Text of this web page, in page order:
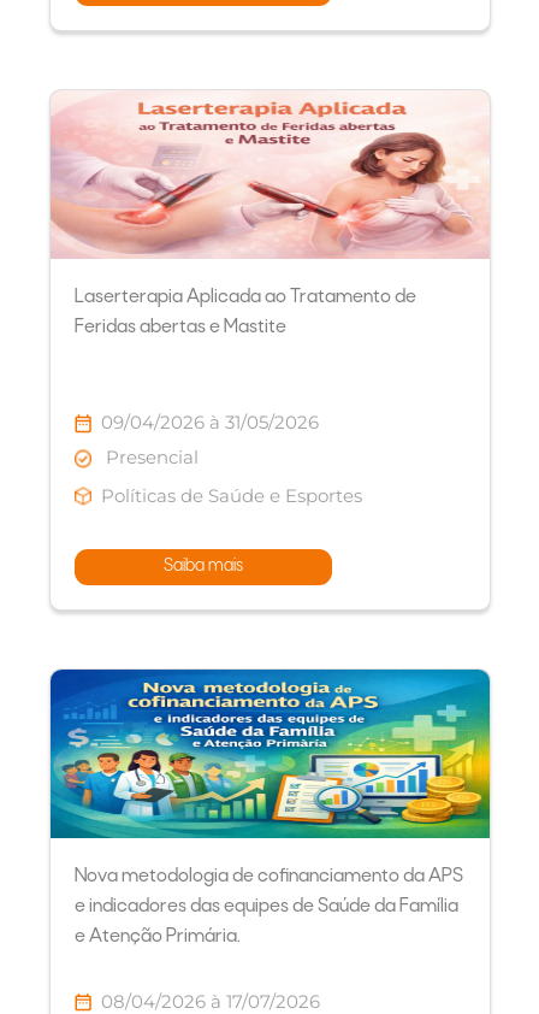
Laserterapia Aplicada ao Tratamento de
Feridas abertas e Mastite
09/04/2026 à 31/05/2026
Presencial
Políticas de Saúde e Esportes
Saiba mais
Nova metodologia de cofinanciamento da APS
e indicadores das equipes de Saúde da Família
e Atenção Primária.
08/04/2026 à 17/07/2026